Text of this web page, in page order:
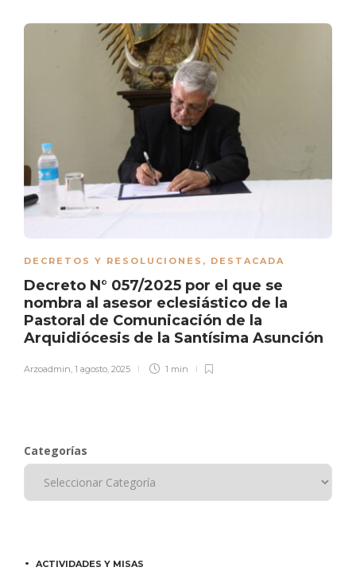
DECRETOS Y RESOLUCIONES , DESTACADA
Decreto N° 057/2025 por el que se
nombra al asesor eclesiástico de la
Pastoral de Comunicación de la
Arquidiócesis de la Santísima Asunción
Arzoadmin, 1 agosto, 2025 1 min
Categorías
ACTIVIDADES Y MISAS